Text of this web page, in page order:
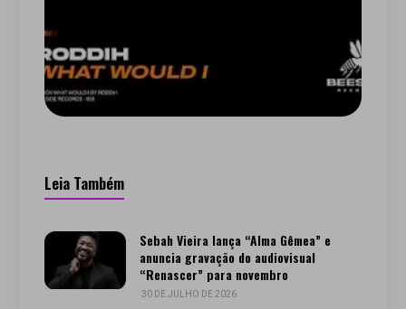
Leia Também
Sebah Vieira lança “Alma Gêmea” e
anuncia gravação do audiovisual
“Renascer” para novembro
30 DE JULHO DE 2026